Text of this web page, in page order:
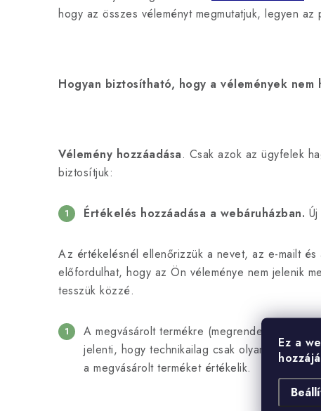
Ez a
hogy az összes véleményt megmutatjuk, legyen
Hogyan biztosítható, hogy a vélemények nem
Vélemény hozzáadása. Csak azok az ügyfelek
biztosítjuk:
Értékelés hozzáadása a webáruházban.
Az értékelésnél ellenőrizzük a nevet, az e-mailt
előfordulhat, hogy az Ön véleménye nem jelenik
tesszük közzé.
A megvásárolt termékre (megrendelésre)
jelenti, hogy technikailag csak olyan
a megvásárolt terméket értékelik.